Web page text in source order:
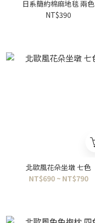
日系簡約棉麻地毯 兩色
NT$390
北歐風花朵坐墩 七色
NT$690 ~ NT$790